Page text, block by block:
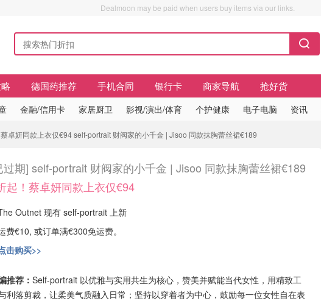
Dealmoon may be paid when users buy items via our links.
德国药推荐 手机合同 银行卡 商家导航 抢好货
金融/信用卡 家居厨卫 影视/演出/体育 个护健康 电子电脑 资讯
卓妍同款上衣仅€94 self-portrait 财阀家的小千金 | Jisoo 同款抹胸蕾丝裙€189
过期] self-portrait 财阀家的小千金 | Jisoo 同款抹胸蕾丝裙€189
起！蔡卓妍同款上衣仅€94
Outnet 现有 self-portrait 上新
费€10, 或订单满€300免运费。
击购买>>
推荐： Self-portrait 以优雅与实用共生为核心，赞美并赋能当代女性，用精致工
利落剪裁，让柔美气质融入日常；坚持以穿着者为中心，鼓励每一位女性自在表